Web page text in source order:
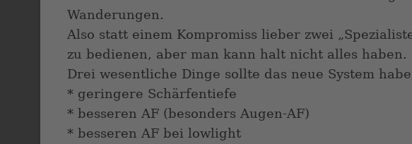
Wanderungen.
Also statt einem Kompromiss lieber zwei
zu bedienen, aber man kann halt nicht alles haben.
Drei wesentliche Dinge sollte das neue System
* geringere Schärfentiefe
* besseren AF (besonders Augen-AF)
* besseren AF bei lowlight